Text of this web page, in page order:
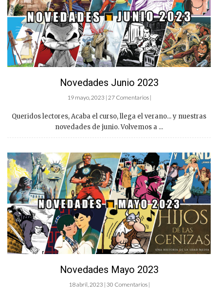
Novedades Junio 2023
19 mayo, 2023 | 27 Comentarios |
Queridos lectores, Acaba el curso, llega el verano... y nuestras
novedades de junio. Volvemos a ...
Novedades Mayo 2023
18 abril, 2023 | 30 Comentarios |